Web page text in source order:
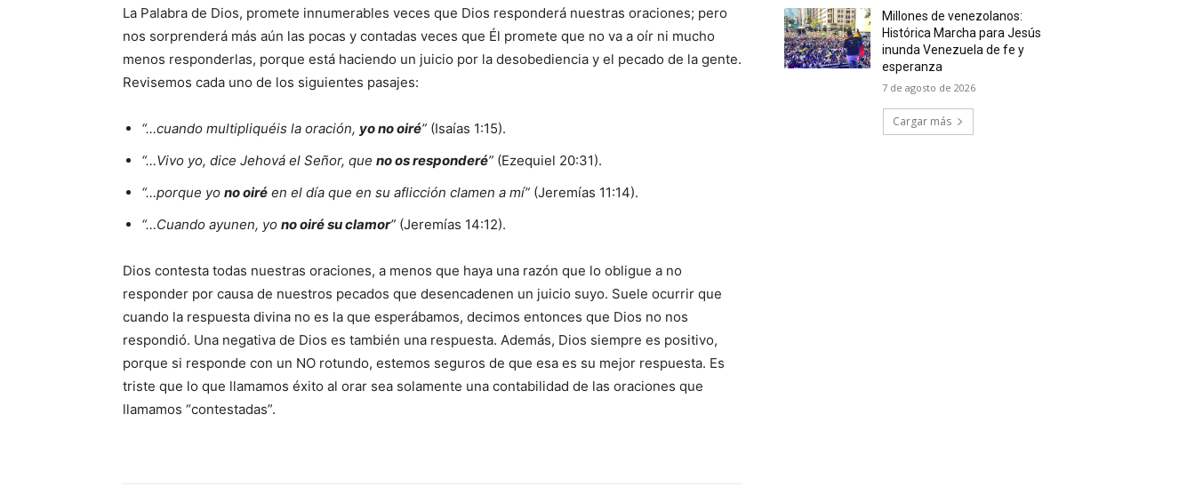
La Palabra de Dios, promete innumerables veces que Dios responderá nuestras oraciones; pero
nos sorprenderá más aún las pocas y contadas veces que Él promete que no va a oír ni mucho
menos responderlas, porque está haciendo un juicio por la desobediencia y el pecado de la gente.
Revisemos cada uno de los siguientes pasajes:
“…cuando multipliquéis la oración, yo no oiré” (Isaías 1:15).
“…Vivo yo, dice Jehová el Señor, que no os responderé” (Ezequiel 20:31).
“…porque yo no oiré en el día que en su aflicción clamen a mí” (Jeremías 11:14).
“…Cuando ayunen, yo no oiré su clamor” (Jeremías 14:12).
Dios contesta todas nuestras oraciones, a menos que haya una razón que lo obligue a no
responder por causa de nuestros pecados que desencadenen un juicio suyo. Suele ocurrir que
cuando la respuesta divina no es la que esperábamos, decimos entonces que Dios no nos
respondió. Una negativa de Dios es también una respuesta. Además, Dios siempre es positivo,
porque si responde con un NO rotundo, estemos seguros de que esa es su mejor respuesta. Es
triste que lo que llamamos éxito al orar sea solamente una contabilidad de las oraciones que
llamamos “contestadas”.
Millones de venezolanos:
Histórica Marcha para Jesús
inunda Venezuela de fe y
esperanza
7 de agosto de 2026
Cargar más